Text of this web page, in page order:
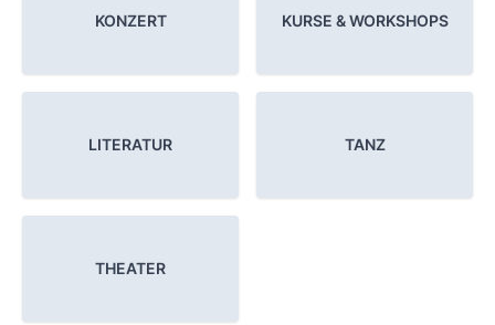
KONZERT KURSE & WORKSHOPS
LITERATUR TANZ
THEATER